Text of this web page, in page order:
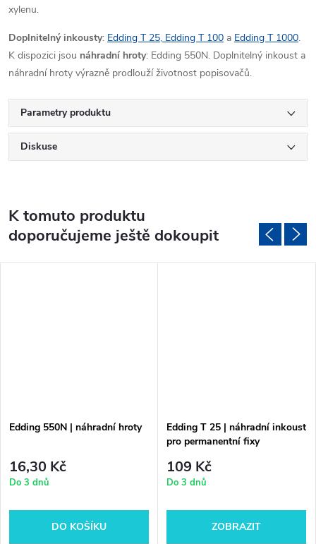
xylenu.
Doplnitelný inkousty: Edding T 25, Edding T 100 a Edding T 1000.
K dispozici jsou náhradní hroty: Edding 550N. Doplnitelný inkoust a
náhradní hroty výrazně prodlouží životnost popisovačů.
Parametry produktu
Diskuse
K tomuto produktu
doporučujeme ještě dokoupit
Edding 550N | náhradní hroty
16,30 Kč
Do 3 dnů
DO KOŠÍKU
Edding T 25 | náhradní inkoust
pro permanentní fixy
109 Kč
Do 3 dnů
ZOBRAZIT